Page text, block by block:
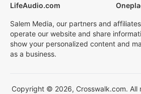
LifeAudio.com
Salem Media, our partners and
operate our website and share
show your personalized content and
as a business.
Copyright © 2026, Crosswalk.com. All